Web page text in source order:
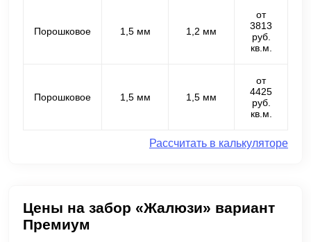
Порошковое 1,5 мм 1,2 мм
от
3813
руб.
кв.м.
Порошковое 1,5 мм 1,5 мм
от
4425
руб.
кв.м.
Рассчитать в калькуляторе
Цены на забор «Жалюзи» вариант
Премиум